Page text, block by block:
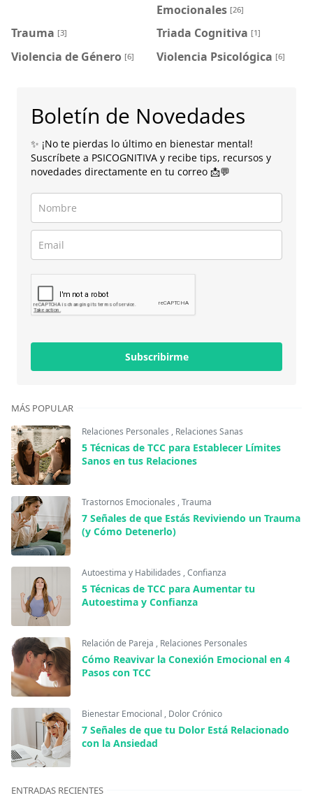
Emocionales [26]
Trauma [3] Triada Cognitiva [1]
Violencia de Género [6] Violencia Psicológica [6]
Boletín de Novedades
✨ ¡No te pierdas lo último en bienestar mental!
Suscríbete a PSICOGNITIVA y recibe tips, recursos y
novedades directamente en tu correo 📩💬
Subscribirme
MÁS POPULAR
Relaciones Personales , Relaciones Sanas
5 Técnicas de TCC para Establecer Límites
Sanos en tus Relaciones
Trastornos Emocionales ,Trauma
7 Señales de que Estás Reviviendo un Trauma
(y Cómo Detenerlo)
Autoestima y Habilidades ,Confianza
5 Técnicas de TCC para Aumentar tu
Autoestima y Confianza
Relación de Pareja , Relaciones Personales
Cómo Reavivar la Conexión Emocional en 4
Pasos con TCC
Bienestar Emocional , Dolor Crónico
7 Señales de que tu Dolor Está Relacionado
con la Ansiedad
ENTRADAS RECIENTES